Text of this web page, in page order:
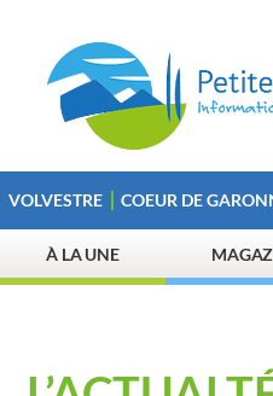
VOLVESTRE COEUR DE
À LA UNE